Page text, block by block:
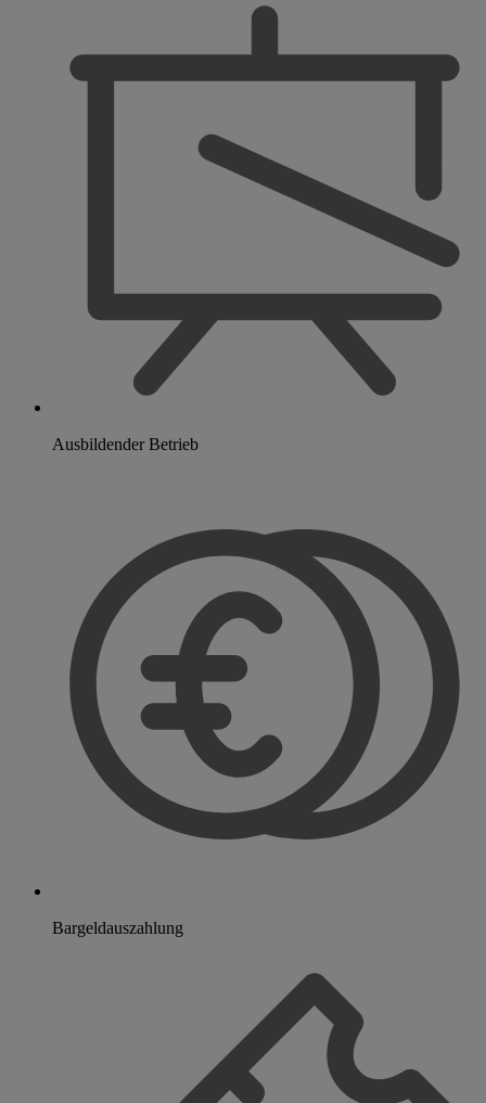
Ausbildender Betrieb
Bargeldauszahlung